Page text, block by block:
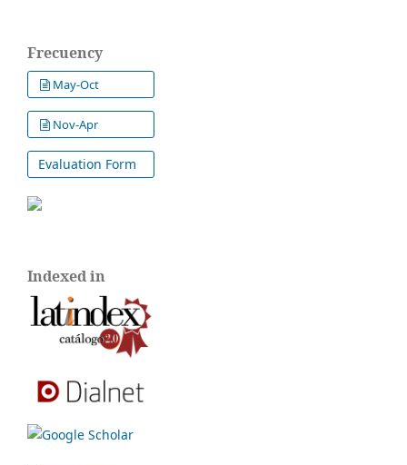
Frecuency
May-Oct
Nov-Apr
Evaluation Form
Indexed in